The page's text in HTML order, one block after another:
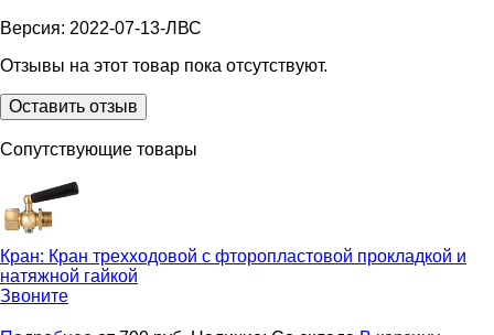
Версия: 2022-07-13-ЛВС
Отзывы на этот товар пока отсутствуют.
Оставить отзыв
Сопутствующие товары
Кран: Кран трехходовой с фторопластовой прокла­д­кой и
натяжной гайкой
Звоните